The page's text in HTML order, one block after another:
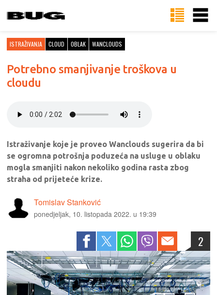
ISTRAŽIVANJA CLOUD OBLAK WANCLOUDS
Potrebno smanjivanje troškova u
cloudu
Istraživanje koje je proveo Wanclouds sugerira da bi
se ogromna potrošnja poduzeća na usluge u oblaku
mogla smanjiti nakon nekoliko godina rasta zbog
straha od prijeteće krize.
Tomislav Stanković
ponedjeljak, 10. listopada 2022. u 19:39
2